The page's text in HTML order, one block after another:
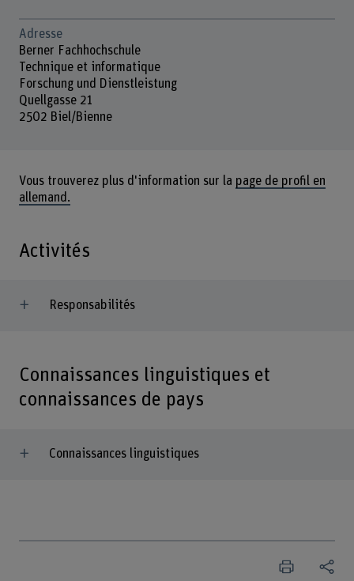
Adresse
Berner Fachhochschule
Technique et informatique
Forschung und Dienstleistung
Quellgasse 21
2502 Biel/Bienne
Vous trouverez plus d'information sur la page de profil en
allemand.
Activités
Responsabilités
Connaissances linguistiques et
connaissances de pays
Connaissances linguistiques